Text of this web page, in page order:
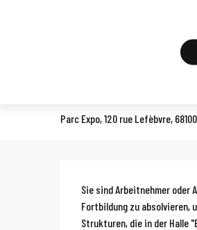
Salon de
Parc Expo, 120 rue Lefèbvre,
Sie sind Arbeitnehmer oder
Fortbildung zu absolvieren,
Strukturen, die in der Halle